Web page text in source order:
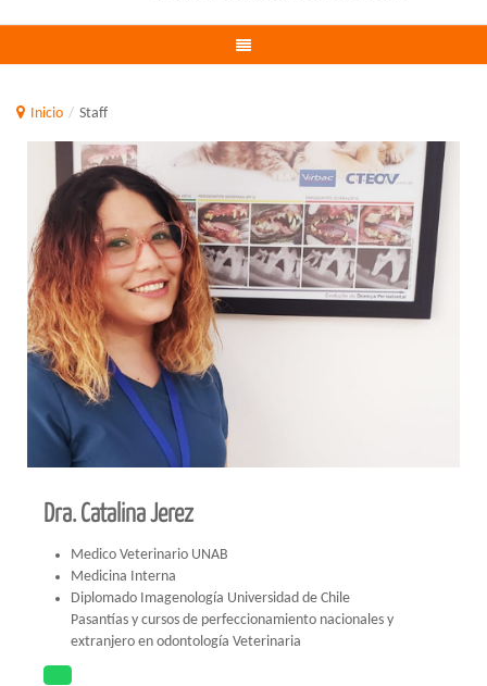
Inicio / Staff
Dra. Catalina Jerez
Medico Veterinario UNAB
Medicina Interna
Diplomado Imagenología Universidad de Chile
Pasantías y cursos de perfeccionamiento nacionales y
extranjero en odontología Veterinaria